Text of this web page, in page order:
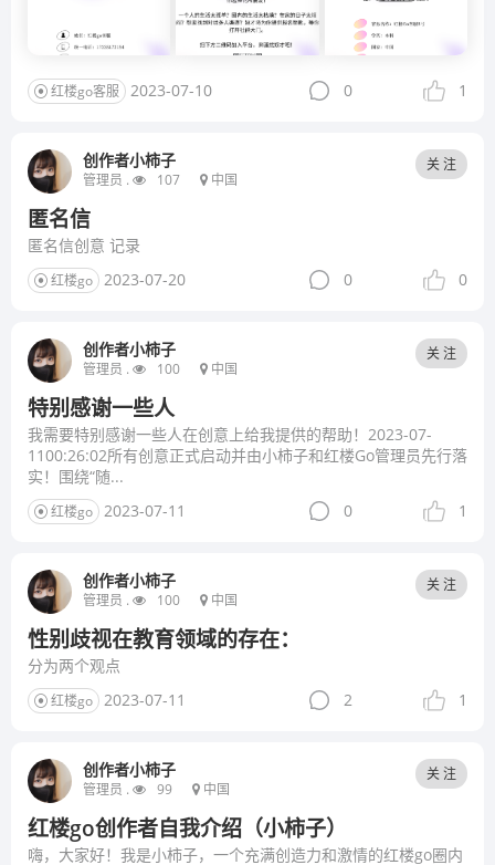
红楼go客服 2023-07-10 0 1
创作者小柿子
管理员 . 107 中国
关 注
匿名信
匿名信创意 记录
红楼go 2023-07-20 0 0
创作者小柿子
管理员 . 100 中国
关 注
特别感谢一些人
我需要特别感谢一些人在创意上给我提供的帮助！2023-07-
1100:26:02所有创意正式启动并由小柿子和红楼Go管理员先行落
实！围绕“随...
红楼go 2023-07-11 0 1
创作者小柿子
管理员 . 100 中国
关 注
性别歧视在教育领域的存在：
分为两个观点
红楼go 2023-07-11 2 1
创作者小柿子
管理员 . 99 中国
关 注
红楼go创作者自我介绍（小柿子）
嗨，大家好！我是小柿子，一个充满创造力和激情的红楼go圈内